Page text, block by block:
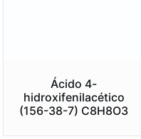
Ácido 4-
hidroxifenilacético
(156-38-7) C8H8O3